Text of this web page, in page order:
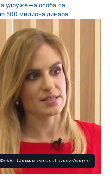
удружења особа са
500 милиона динара
Фото: Снимак екрана\ Тањуг/видео